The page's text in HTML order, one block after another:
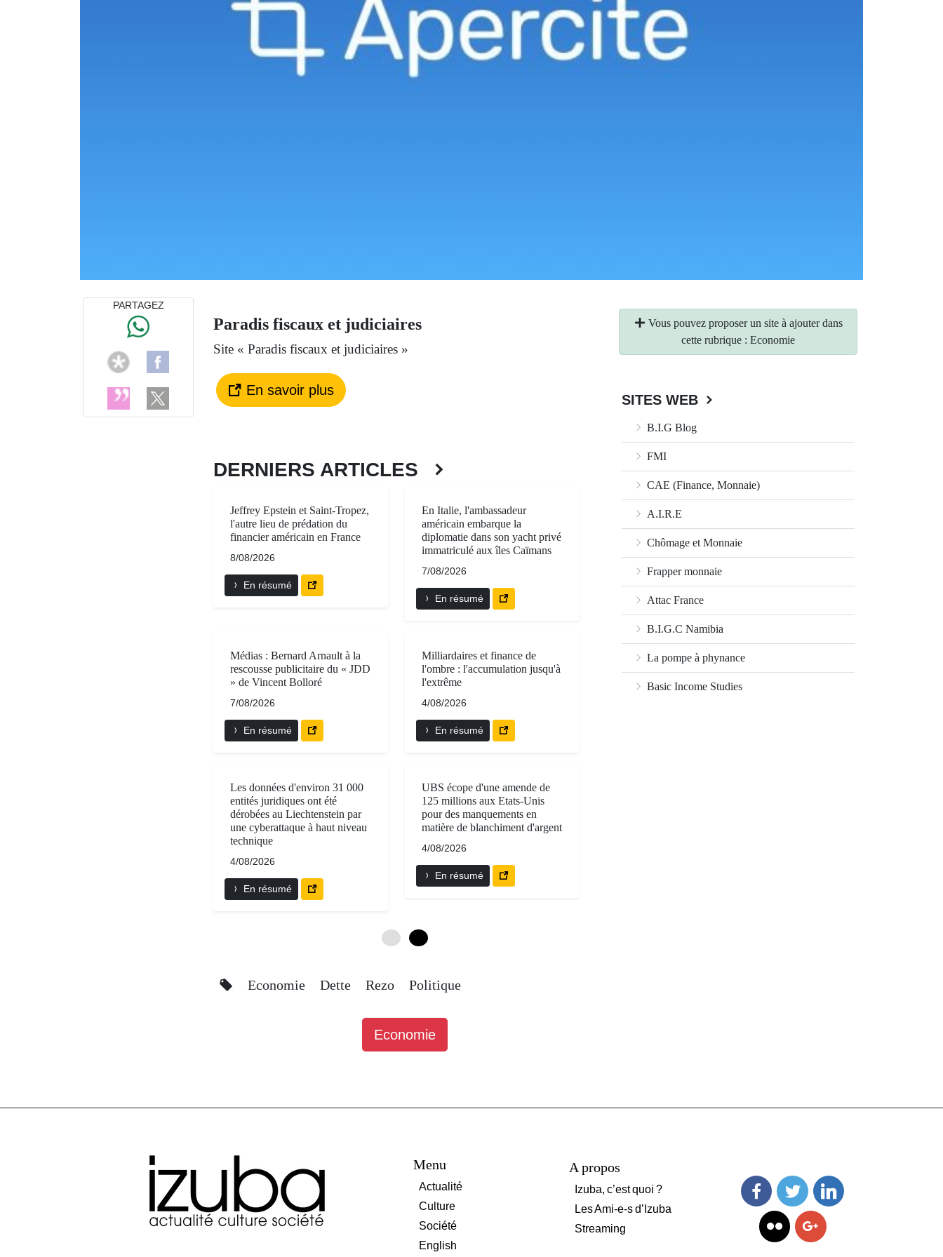
Paradis fiscaux et judiciaires
Site « Paradis fiscaux et judiciaires »
En savoir plus
DERNIERS ARTICLES
Jeffrey Epstein et Saint-Tropez,
l'autre lieu de prédation du
financier américain en France
8/08/2026
En résumé
En Italie, l'ambassadeur
américain embarque la
diplomatie dans son yacht privé
immatriculé aux îles Caïmans
7/08/2026
En résumé
Médias : Bernard Arnault à la
rescousse publicitaire du « JDD
» de Vincent Bolloré
7/08/2026
En résumé
Milliardaires et finance de
l'ombre : l'accumulation jusqu'à
l'extrême
4/08/2026
En résumé
Les données d'environ 31 000
entités juridiques ont été
dérobées au Liechtenstein par
une cyberattaque à haut niveau
technique
4/08/2026
En résumé
UBS écope d'une amende de
125 millions aux Etats-Unis
pour des manquements en
matière de blanchiment d'argent
4/08/2026
En résumé
Economie Dette Rezo Politique
Economie
PARTAGEZ
Vous pouvez proposer un site à ajouter dans
cette rubrique : Economie
SITES WEB
B.I.G Blog
FMI
CAE (Finance, Monnaie)
A.I.R.E
Chômage et Monnaie
Frapper monnaie
Attac France
B.I.G.C Namibia
La pompe à phynance
Basic Income Studies
Menu
Actualité
Culture
Société
English
A propos
Izuba, c’est quoi ?
Les Ami-e-s d’Izuba
Streaming
FacebookTwitter